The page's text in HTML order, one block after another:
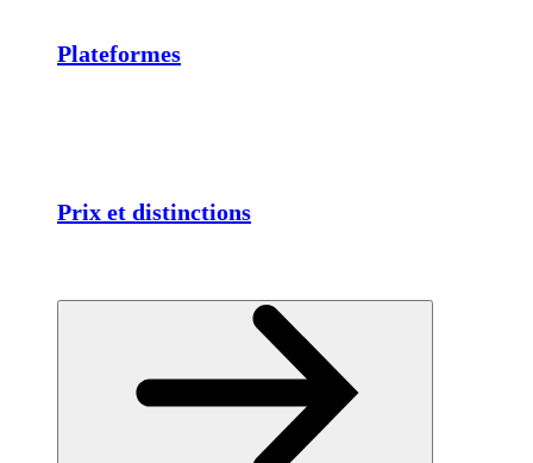
Plateformes
Prix et distinctions